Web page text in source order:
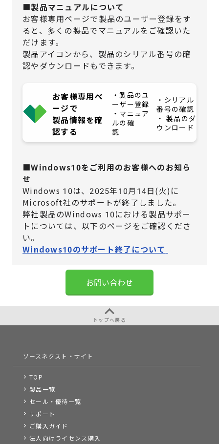
■製品マニュアルについて
お客様専用ページで製品のユーザー登録をす
ると、多くの製品でマニュアルをご確認いた
だけます。
製品アイコンから、製品のシリアル番号の確
認やダウンロードもできます。
お客様専用ペ
ージで
製品情報を確
認する
・製品のユ
ーザー登録
・マニュア
ルの確
認
・シリアル
番号の確認
・ 製品のダ
ウンロード
■Windows10をご利用のお客様へのお知ら
せ
Windows 10は、2025年10月14日(火)に
Microsoft社のサポートが終了しました。
弊社製品のWindows 10における製品サポー
トについては、 以下のページをご確認くださ
い。
Windows10のサポート終了について
お問い合わせ
トップへ戻る
ソースネクスト・サイト
TOP
製品一覧
セール・優待一覧
サポート
ご購入ガイド
法人向けライセンス購入